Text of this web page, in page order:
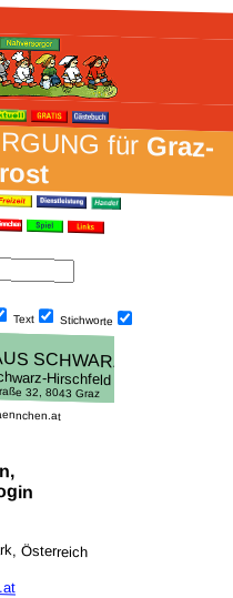
fürGraz-
Text Stich­worte
Österreich